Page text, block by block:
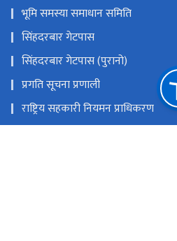
भूमि समस्या समाधान समिति
सिंहदरबार गेटपास
सिंहदरबार गेटपास (पुरानो)
प्रगति सूचना प्रणाली
राष्ट्रिय सहकारी नियमन प्राधिकरण